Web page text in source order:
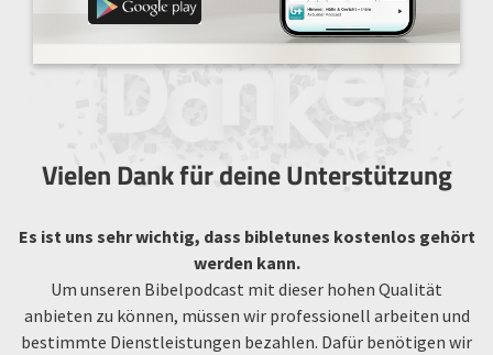
Vielen Dank für deine Unterstützung
Es ist uns sehr wichtig, dass bibletunes kostenlos gehört
werden kann.
Um unseren Bibelpodcast mit dieser hohen Qualität
anbieten zu können, müssen wir professionell arbeiten und
bestimmte Dienstleistungen bezahlen. Dafür benötigen wir